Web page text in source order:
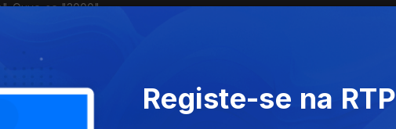
Ouve-se "3000"
se "Marcia Baila"
Registe-se na RTP